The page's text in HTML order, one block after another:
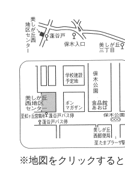
※地図をクリックすると